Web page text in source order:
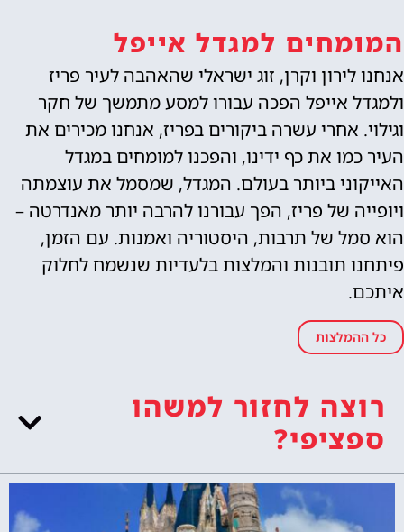
המומחים למגדל אייפל
אנחנו לירון וקרן, זוג ישראלי שהאהבה לעיר פריז
ולמגדל אייפל הפכה עבורו למסע מתמשך של חקר
וגילוי. אחרי עשרה ביקורים בפריז, אנחנו מכירים את
העיר כמו את כף ידינו, והפכנו למומחים במגדל
האייקוני ביותר בעולם. המגדל, שמסמל את עוצמתה
ויופייה של פריז, הפך עבורנו להרבה יותר מאנדרטה –
הוא סמל של תרבות, היסטוריה ואמנות. עם הזמן,
פיתחנו תובנות והמלצות בלעדיות שנשמח לחלוק
איתכם.
כל ההמלצות
רוצה לחזור למשהו
ספציפי?